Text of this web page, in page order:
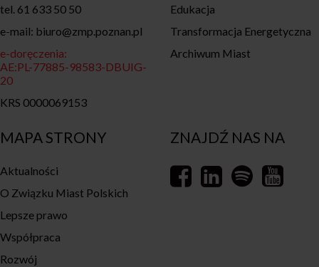
MAPA STRONY
Aktualności
O Związku Miast Polskich
Lepsze prawo
Współpraca
Rozwój
tel. 61 633 50 50
e-mail: biuro@zmp.poznan.pl
e-doręczenia:
AE:PL-77885-98583-DBUIG-
20
KRS 0000069153
Edukacja
Transformacja Energetyczna
Archiwum Miast
ZNAJDŹ NAS NA